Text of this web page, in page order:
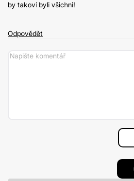
by takoví byli všichni!
Odpovědět